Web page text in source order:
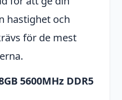
hastighet och
för de mest
5600MHz DDR5